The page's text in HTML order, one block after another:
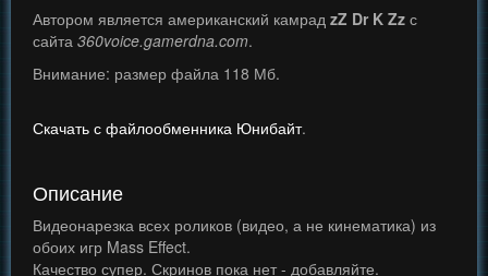
Автором является американский камрад zZ Dr K Zz с
сайта 360voice.gamerdna.com.
Внимание: размер файла 118 Мб.
Скачать с файлообменника Юнибайт.
Описание
Видеонарезка всех роликов (видео, а не кинематика) из
обоих игр Mass Effect.
Качество супер. Скринов пока нет - добавляйте.